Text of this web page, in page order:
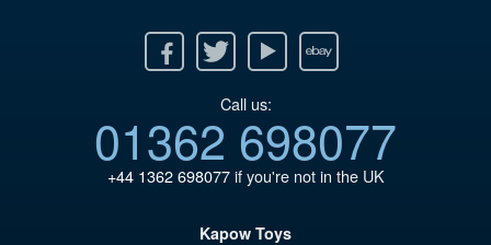
Twitter Youtube Ebay
Call us:
01362 698077
+44 1362 698077if you're not in the UK
Kapow Toys